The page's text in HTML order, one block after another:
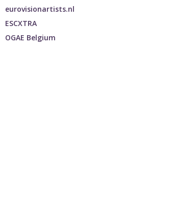
eurovisionartists.nl
ESCXTRA
OGAE Belgium